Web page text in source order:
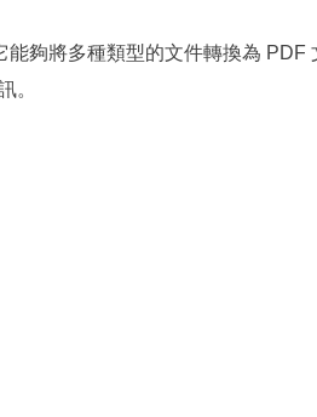
夠將多種類型的文件轉換為 PDF
。